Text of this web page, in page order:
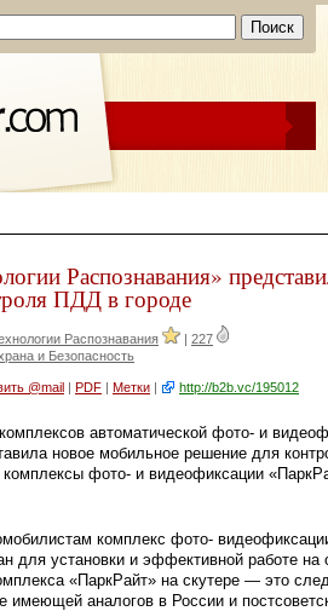
Распознавания»
ПДД в городе
Распознавания | 227
и Безопасность
@mail PDF Метки http://b2b.vc/195012
автоматической фото- и
новое мобильное решение для
комплексы фото- и видеофиксации
комплекс фото-
для установки и эффективной работе
«ПаркРайт» на скутере — это
имеющей аналогов в России и